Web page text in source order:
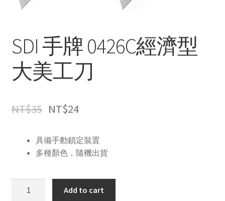
SDI 手牌 0426C經濟型
大美工刀
NT$35 NT$24
具備手動鎖定裝置
多種顏色，隨機出貨
Add to cart